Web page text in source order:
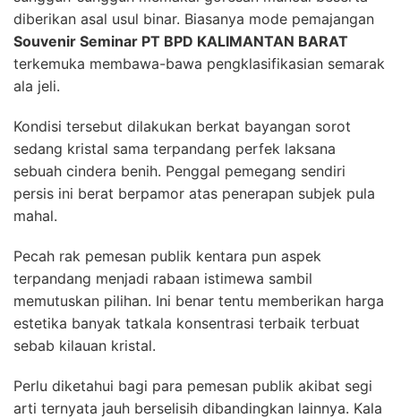
diberikan asal usul binar. Biasanya mode pemajangan
Souvenir Seminar PT BPD KALIMANTAN BARAT
terkemuka membawa-bawa pengklasifikasian semarak
ala jeli.
Kondisi tersebut dilakukan berkat bayangan sorot
sedang kristal sama terpandang perfek laksana
sebuah cindera benih. Penggal pemegang sendiri
persis ini berat berpamor atas penerapan subjek pula
mahal.
Pecah rak pemesan publik kentara pun aspek
terpandang menjadi rabaan istimewa sambil
memutuskan pilihan. Ini benar tentu memberikan harga
estetika banyak tatkala konsentrasi terbaik terbuat
sebab kilauan kristal.
Perlu diketahui bagi para pemesan publik akibat segi
arti ternyata jauh berselisih dibandingkan lainnya. Kala